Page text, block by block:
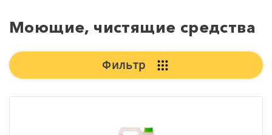
Моющие, чистящие средства
Фильтр